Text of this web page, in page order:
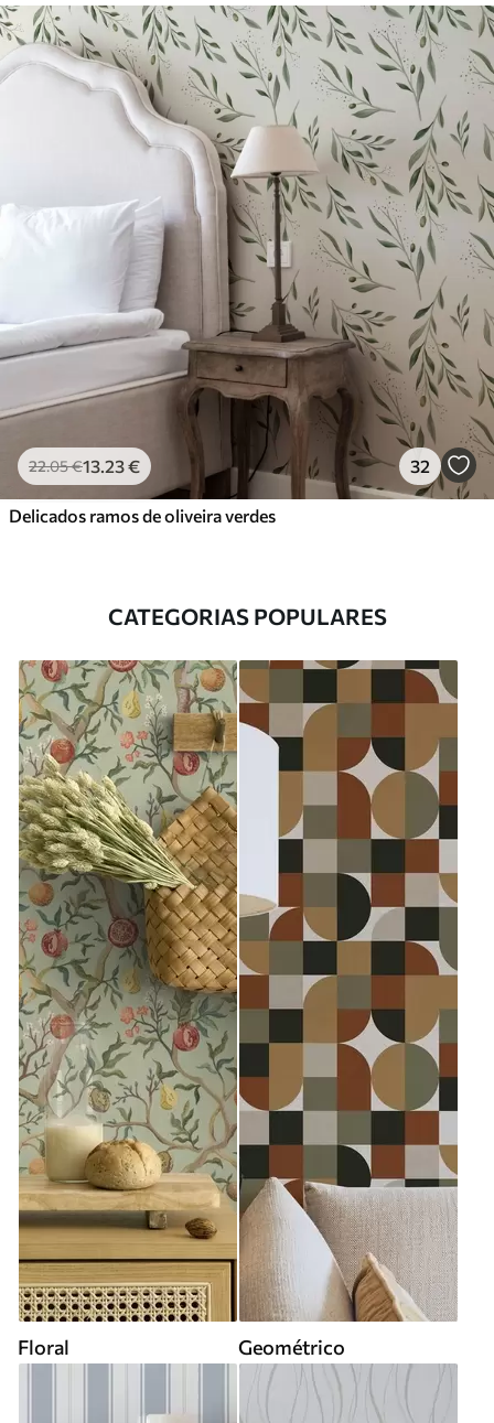
22.05€13.23€ 32
Delicados ramos de oliveira verdes
CATEGORIAS POPULARES
Floral Geométrico